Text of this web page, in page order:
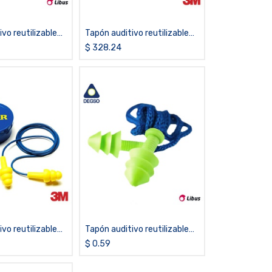
reutilizable
Tapón auditivo reutilizable
sin estuche 3M™ E-A-R™
$ 328.24
reutilizable
E-A-R™
Tapón auditivo reutilizable
sin estuche LIBUS®
$ 0.59